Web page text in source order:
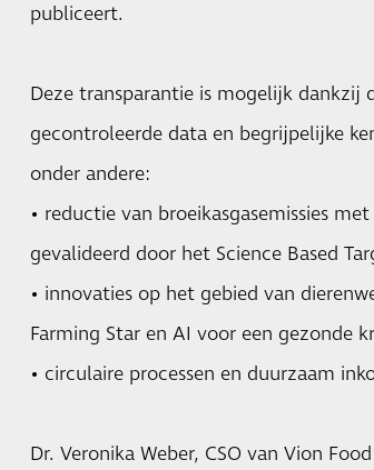
publiceert.
Deze transparantie is mogelijk dankzij
gecontroleerde data en begrijpelijke
onder andere:
• reductie van broeikasgasemissies
gevalideerd door het Science Based
• innovaties op het gebied van
Farming Star en AI voor een gezonde
• circulaire processen en duurzaam
Dr. Veronika Weber, CSO van Vion